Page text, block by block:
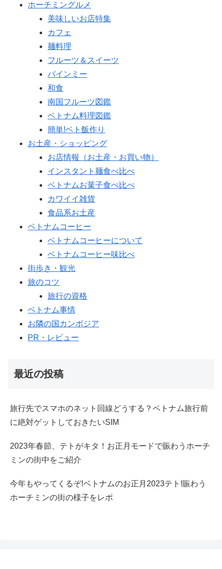
ホーチミングルメ
美味しいお店特集
カフェ
麺料理
フルーツ＆スイーツ
バインミー
和食
南国フルーツ図鑑
ベトナム料理図鑑
簡単!ベト飯作り
お土産・ショッピング
お店情報（お土産・お買い物）
インスタント麺食べ比べ
ベトナムお菓子食べ比べ
カワイイ雑貨
食品系お土産
ベトナムコーヒー
ベトナムコーヒーについて
ベトナムコーヒー味比べ
街歩き・観光
旅のコツ
旅行の資格
ベトナム事情
お隣の国カンボジア
PR・レビュー
最近の投稿
旅行先でスマホのネット回線どうする？ベトナム旅行前
に絶対ゲットしておきたいSIM
2023年春節、テトがキタ！お正月モードで賑わうホーチ
ミンの街中をご紹介
今年もやってくるぞ!ベトナムのお正月2023テト!賑わう
ホーチミンの街の様子をレポ